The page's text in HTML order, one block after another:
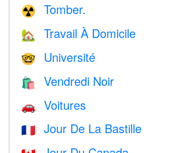
☢️ Tomber.
🏡 Travail À Domicile
🤓 Université
🛍 Vendredi Noir
🚗 Voitures
🇫🇷 Jour De La Bastille